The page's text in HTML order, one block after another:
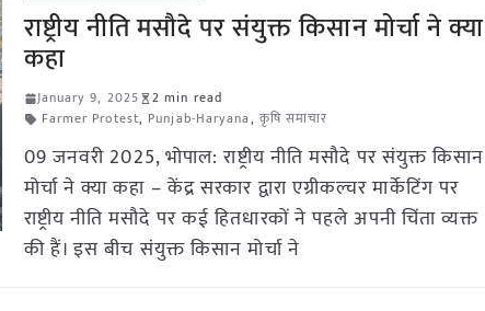
राष्ट्रीय नीति मसौदे पर संयुक्त किसान मोर्चा ने क्या
कहा
January 9, 2025
2 min read
Farmer Protest, Punjab-Haryana, कृषि समाचार
09 जनवरी 2025, भोपाल: राष्ट्रीय नीति मसौदे पर संयुक्त किसान
मोर्चा ने क्या कहा – केंद्र सरकार द्वारा एग्रीकल्चर मार्केटिंग पर
राष्ट्रीय नीति मसौदे पर कई हितधारकों ने पहले अपनी चिंता व्यक्त
की हैं। इस बीच संयुक्त किसान मोर्चा ने